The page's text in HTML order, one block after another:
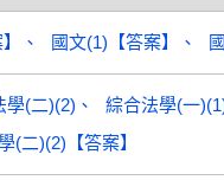
國文(1)【答案】
學(二)(2)
綜合法學(一
(二)(2)【答案】